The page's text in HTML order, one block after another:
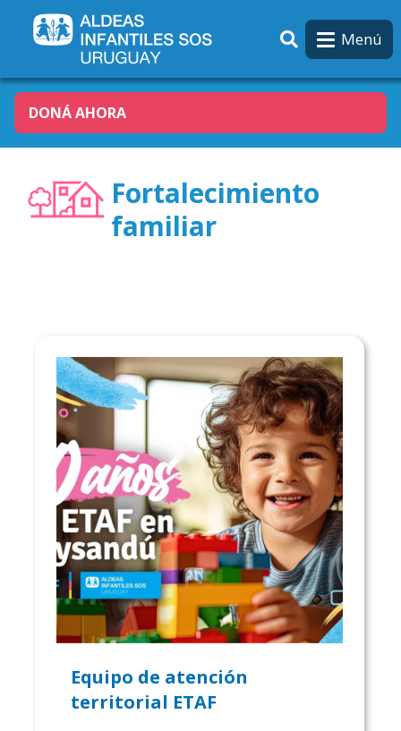
Menú
DONÁ AHORA
Fortalecimiento
familiar
Equipo de atención
territorial ETAF